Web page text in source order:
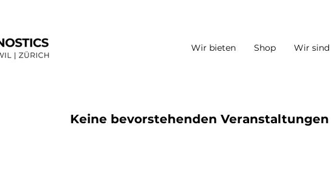
Wir bieten Shop Wir sind
Keine bevorstehenden Veranstaltungen